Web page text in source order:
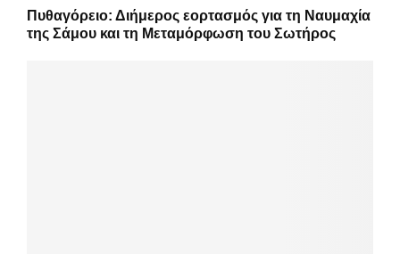
Πυθαγόρειο: Διήμερος εορτασμός για τη Ναυμαχία
της Σάμου και τη Μεταμόρφωση του Σωτήρος